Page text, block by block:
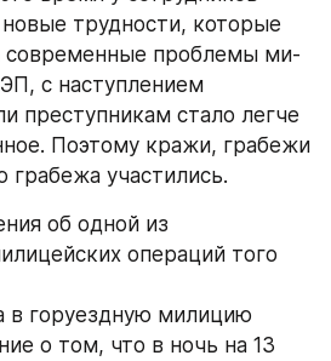
трудности, которые
современные проблемы ми-
с наступлением
преступникам стало легче
Поэтому кражи, грабежи
грабежа участились.
об одной из
операций того
в горуездную милицию
о том, что в ночь на 13